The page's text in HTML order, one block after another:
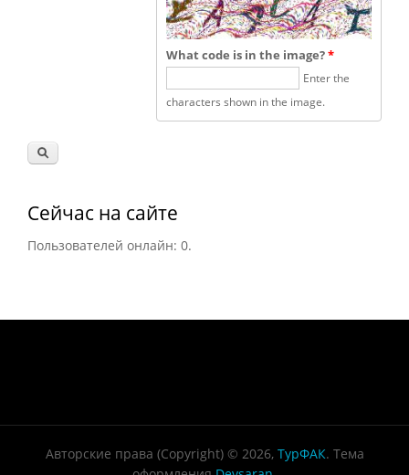
What code is in the image?*
Enter the
characters shown in the image.
Сейчас на сайте
Пользователей онлайн: 0.
Авторские права (Copyright) © 2026, ТурФАК. Тема